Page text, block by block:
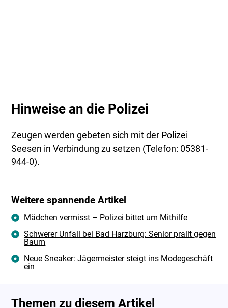
Hinweise an die Polizei
Zeugen werden gebeten sich mit der Polizei
Seesen in Verbindung zu setzen (Telefon: 05381-
944-0).
Weitere spannende Artikel
Mädchen vermisst – Polizei bittet um Mithilfe
Schwerer Unfall bei Bad Harzburg: Senior prallt gegen
Baum
Neue Sneaker: Jägermeister steigt ins Modegeschäft
ein
Themen zu diesem Artikel